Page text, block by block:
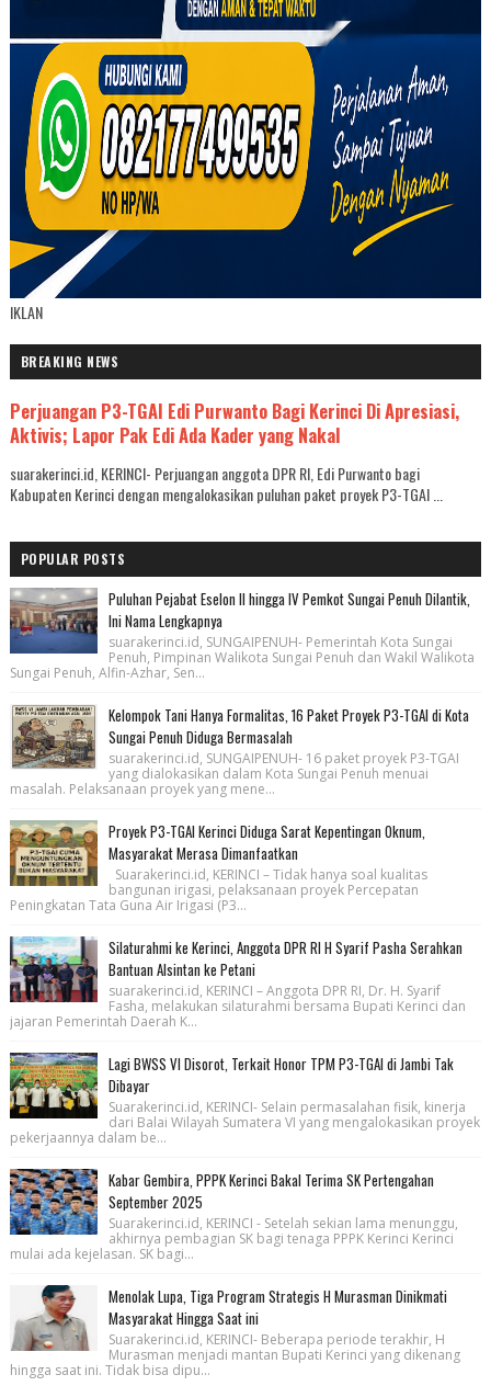
IKLAN
BREAKING NEWS
Perjuangan P3-TGAI Edi Purwanto Bagi Kerinci Di Apresiasi,
Aktivis; Lapor Pak Edi Ada Kader yang Nakal
suarakerinci.id, KERINCI- Perjuangan anggota DPR RI, Edi Purwanto bagi
Kabupaten Kerinci dengan mengalokasikan puluhan paket proyek P3-TGAI ...
POPULAR POSTS
Puluhan Pejabat Eselon II hingga IV Pemkot Sungai Penuh Dilantik,
Ini Nama Lengkapnya
suarakerinci.id, SUNGAIPENUH- Pemerintah Kota Sungai
Penuh, Pimpinan Walikota Sungai Penuh dan Wakil Walikota
Sungai Penuh, Alfin-Azhar, Sen...
Kelompok Tani Hanya Formalitas, 16 Paket Proyek P3-TGAI di Kota
Sungai Penuh Diduga Bermasalah
suarakerinci.id, SUNGAIPENUH- 16 paket proyek P3-TGAI
yang dialokasikan dalam Kota Sungai Penuh menuai
masalah. Pelaksanaan proyek yang mene...
Proyek P3-TGAI Kerinci Diduga Sarat Kepentingan Oknum,
Masyarakat Merasa Dimanfaatkan
Suarakerinci.id, KERINCI – Tidak hanya soal kualitas
bangunan irigasi, pelaksanaan proyek Percepatan
Peningkatan Tata Guna Air Irigasi (P3...
Silaturahmi ke Kerinci, Anggota DPR RI H Syarif Pasha Serahkan
Bantuan Alsintan ke Petani
suarakerinci.id, KERINCI – Anggota DPR RI, Dr. H. Syarif
Fasha, melakukan silaturahmi bersama Bupati Kerinci dan
jajaran Pemerintah Daerah K...
Lagi BWSS VI Disorot, Terkait Honor TPM P3-TGAI di Jambi Tak
Dibayar
Suarakerinci.id, KERINCI- Selain permasalahan fisik, kinerja
dari Balai Wilayah Sumatera VI yang mengalokasikan proyek
pekerjaannya dalam be...
Kabar Gembira, PPPK Kerinci Bakal Terima SK Pertengahan
September 2025
Suarakerinci.id, KERINCI - Setelah sekian lama menunggu,
akhirnya pembagian SK bagi tenaga PPPK Kerinci Kerinci
mulai ada kejelasan. SK bagi...
Menolak Lupa, Tiga Program Strategis H Murasman Dinikmati
Masyarakat Hingga Saat ini
Suarakerinci.id, KERINCI- Beberapa periode terakhir, H
Murasman menjadi mantan Bupati Kerinci yang dikenang
hingga saat ini. Tidak bisa dipu...